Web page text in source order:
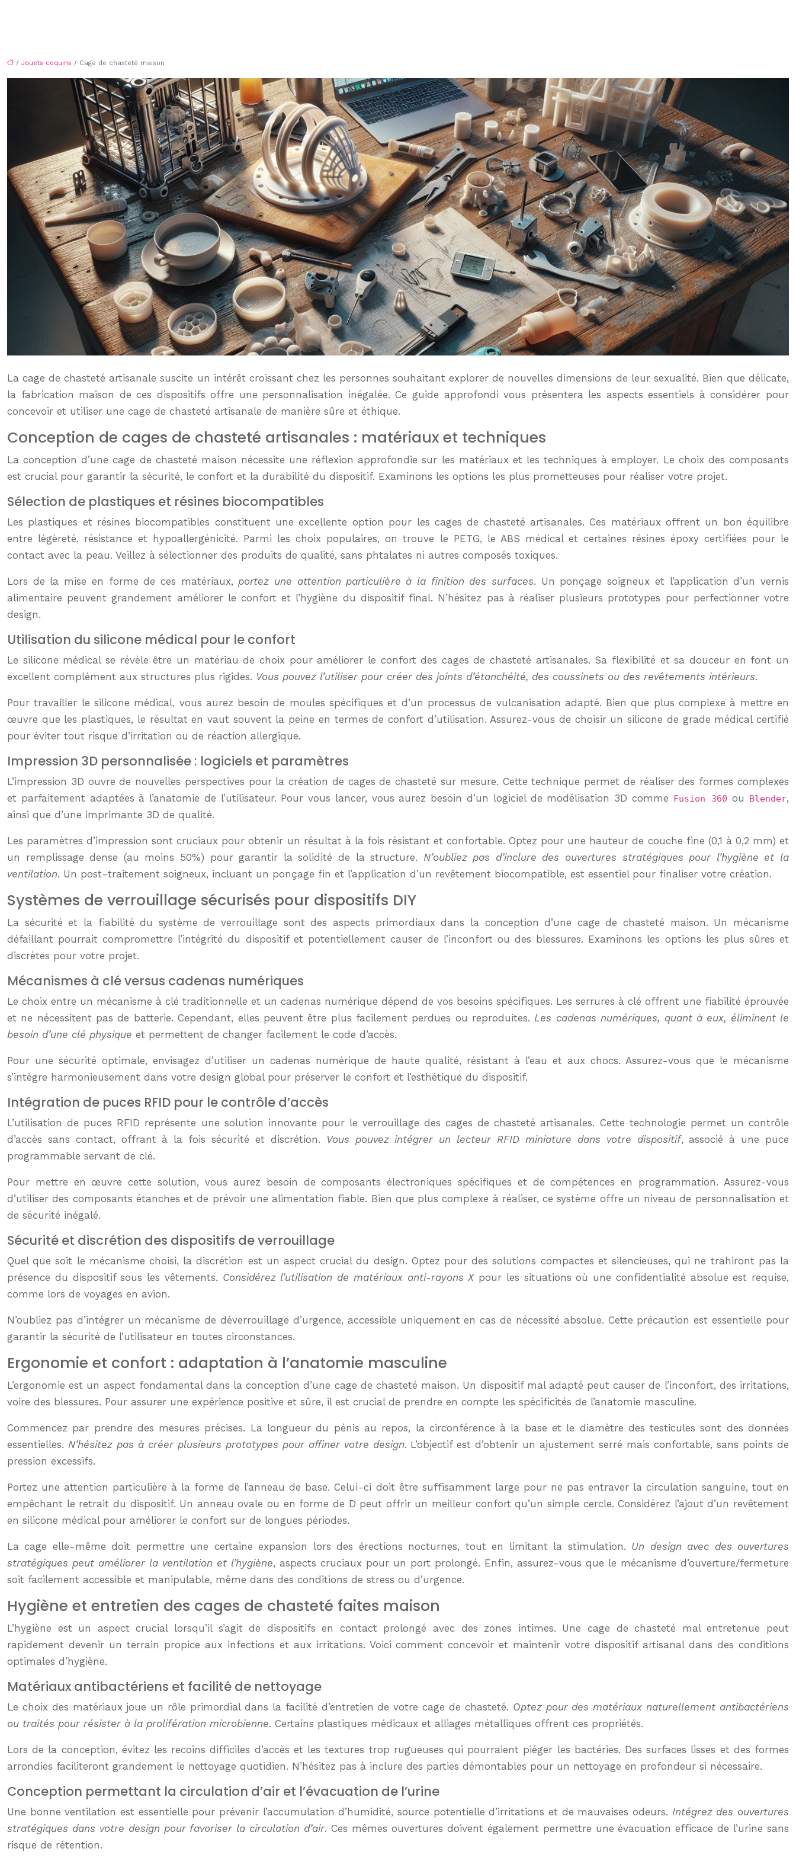
/ Jouets coquins / Cage de chasteté maison
La cage de chasteté artisanale suscite un intérêt croissant chez les personnes souhaitant explorer de nouvelles dimensions de leur sexualité. Bien que délicate,
la fabrication maison de ces dispositifs offre une personnalisation inégalée. Ce guide approfondi vous présentera les aspects essentiels à considérer pour
concevoir et utiliser une cage de chasteté artisanale de manière sûre et éthique.
Conception de cages de chasteté artisanales : matériaux et techniques
La conception d’une cage de chasteté maison nécessite une réflexion approfondie sur les matériaux et les techniques à employer. Le choix des composants
est crucial pour garantir la sécurité, le confort et la durabilité du dispositif. Examinons les options les plus prometteuses pour réaliser votre projet.
Sélection de plastiques et résines biocompatibles
Les plastiques et résines biocompatibles constituent une excellente option pour les cages de chasteté artisanales. Ces matériaux offrent un bon équilibre
entre légèreté, résistance et hypoallergénicité. Parmi les choix populaires, on trouve le PETG, le ABS médical et certaines résines époxy certifiées pour le
contact avec la peau. Veillez à sélectionner des produits de qualité, sans phtalates ni autres composés toxiques.
Lors de la mise en forme de ces matériaux, portez une attention particulière à la finition des surfaces. Un ponçage soigneux et l’application d’un vernis
alimentaire peuvent grandement améliorer le confort et l’hygiène du dispositif final. N’hésitez pas à réaliser plusieurs prototypes pour perfectionner votre
design.
Utilisation du silicone médical pour le confort
Le silicone médical se révèle être un matériau de choix pour améliorer le confort des cages de chasteté artisanales. Sa flexibilité et sa douceur en font un
excellent complément aux structures plus rigides. Vous pouvez l’utiliser pour créer des joints d’étanchéité, des coussinets ou des revêtements intérieurs.
Pour travailler le silicone médical, vous aurez besoin de moules spécifiques et d’un processus de vulcanisation adapté. Bien que plus complexe à mettre en
œuvre que les plastiques, le résultat en vaut souvent la peine en termes de confort d’utilisation. Assurez-vous de choisir un silicone de grade médical certifié
pour éviter tout risque d’irritation ou de réaction allergique.
Impression 3D personnalisée : logiciels et paramètres
L’impression 3D ouvre de nouvelles perspectives pour la création de cages de chasteté sur mesure. Cette technique permet de réaliser des formes complexes
et parfaitement adaptées à l’anatomie de l’utilisateur. Pour vous lancer, vous aurez besoin d’un logiciel de modélisation 3D comme Fusion 360 ou Blender,
ainsi que d’une imprimante 3D de qualité.
Les paramètres d’impression sont cruciaux pour obtenir un résultat à la fois résistant et confortable. Optez pour une hauteur de couche fine (0,1 à 0,2 mm) et
un remplissage dense (au moins 50%) pour garantir la solidité de la structure. N’oubliez pas d’inclure des ouvertures stratégiques pour l’hygiène et la
ventilation. Un post-traitement soigneux, incluant un ponçage fin et l’application d’un revêtement biocompatible, est essentiel pour finaliser votre création.
Systèmes de verrouillage sécurisés pour dispositifs DIY
La sécurité et la fiabilité du système de verrouillage sont des aspects primordiaux dans la conception d’une cage de chasteté maison. Un mécanisme
défaillant pourrait compromettre l’intégrité du dispositif et potentiellement causer de l’inconfort ou des blessures. Examinons les options les plus sûres et
discrètes pour votre projet.
Mécanismes à clé versus cadenas numériques
Le choix entre un mécanisme à clé traditionnelle et un cadenas numérique dépend de vos besoins spécifiques. Les serrures à clé offrent une fiabilité éprouvée
et ne nécessitent pas de batterie. Cependant, elles peuvent être plus facilement perdues ou reproduites. Les cadenas numériques, quant à eux, éliminent le
besoin d’une clé physique et permettent de changer facilement le code d’accès.
Pour une sécurité optimale, envisagez d’utiliser un cadenas numérique de haute qualité, résistant à l’eau et aux chocs. Assurez-vous que le mécanisme
s’intègre harmonieusement dans votre design global pour préserver le confort et l’esthétique du dispositif.
Intégration de puces RFID pour le contrôle d’accès
L’utilisation de puces RFID représente une solution innovante pour le verrouillage des cages de chasteté artisanales. Cette technologie permet un contrôle
d’accès sans contact, offrant à la fois sécurité et discrétion.
Vous pouvez intégrer un lecteur RFID miniature dans votre dispositif, associé à une puce
programmable servant de clé.
Pour mettre en œuvre cette solution, vous aurez besoin de composants électroniques spécifiques et de compétences en programmation. Assurez-vous
d’utiliser des composants étanches et de prévoir une alimentation fiable. Bien que plus complexe à réaliser, ce système offre un niveau de personnalisation et
de sécurité inégalé.
Sécurité et discrétion des dispositifs de verrouillage
Quel que soit le mécanisme choisi, la discrétion est un aspect crucial du design. Optez pour des solutions compactes et silencieuses, qui ne trahiront pas la
présence du dispositif sous les vêtements. Considérez l’utilisation de matériaux anti-rayons Xpour les situations où une confidentialité absolue est requise,
comme lors de voyages en avion.
N’oubliez pas d’intégrer un mécanisme de déverrouillage d’urgence, accessible uniquement en cas de nécessité absolue. Cette précaution est essentielle pour
garantir la sécurité de l’utilisateur en toutes circonstances.
Ergonomie et confort : adaptation à l’anatomie masculine
L’ergonomie est un aspect fondamental dans la conception d’une cage de chasteté maison. Un dispositif mal adapté peut causer de l’inconfort, des irritations,
voire des blessures. Pour assurer une expérience positive et sûre, il est crucial de prendre en compte les spécificités de l’anatomie masculine.
Commencez par prendre des mesures précises. La longueur du pénis au repos, la circonférence à la base et le diamètre des testicules sont des données
essentielles. N’hésitez pas à créer plusieurs prototypes pour affiner votre design. L’objectif est d’obtenir un ajustement serré mais confortable, sans points de
pression excessifs.
Portez une attention particulière à la forme de l’anneau de base. Celui-ci doit être suffisamment large pour ne pas entraver la circulation sanguine, tout en
empêchant le retrait du dispositif. Un anneau ovale ou en forme de D peut offrir un meilleur confort qu’un simple cercle. Considérez l’ajout d’un revêtement
en silicone médical pour améliorer le confort sur de longues périodes.
La cage elle-même doit permettre une certaine expansion lors des érections nocturnes, tout en limitant la stimulation. Un design avec des ouvertures
stratégiques peut améliorer la ventilation et l’hygiène, aspects cruciaux pour un port prolongé. Enfin, assurez-vous que le mécanisme d’ouverture/fermeture
soit facilement accessible et manipulable, même dans des conditions de stress ou d’urgence.
Hygiène et entretien des cages de chasteté faites maison
L’hygiène est un aspect crucial lorsqu’il s’agit de dispositifs en contact prolongé avec des zones intimes. Une cage de chasteté mal entretenue peut
rapidement devenir un terrain propice aux infections et aux irritations. Voici comment concevoir et maintenir votre dispositif artisanal dans des conditions
optimales d’hygiène.
Matériaux antibactériens et facilité de nettoyage
Le choix des matériaux joue un rôle primordial dans la facilité d’entretien de votre cage de chasteté. Optez pour des matériaux naturellement antibactériens
ou traités pour résister à la prolifération microbienne. Certains plastiques médicaux et alliages métalliques offrent ces propriétés.
Lors de la conception, évitez les recoins difficiles d’accès et les textures trop rugueuses qui pourraient piéger les bactéries. Des surfaces lisses et des formes
arrondies faciliteront grandement le nettoyage quotidien. N’hésitez pas à inclure des parties démontables pour un nettoyage en profondeur si nécessaire.
Conception permettant la circulation d’air et l’évacuation de l’urine
Une bonne ventilation est essentielle pour prévenir l’accumulation d’humidité, source potentielle d’irritations et de mauvaises odeurs. Intégrez des ouvertures
stratégiques dans votre design pour favoriser la circulation d’air. Ces mêmes ouvertures doivent également permettre une évacuation efficace de l’urine sans
risque de rétention.